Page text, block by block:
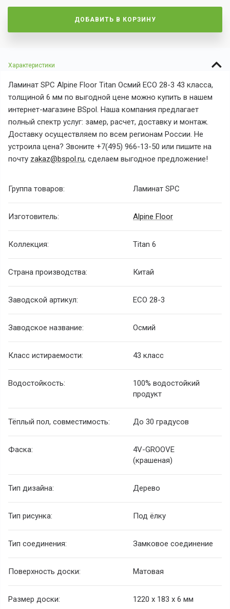
ДОБАВИТЬ В КОРЗИНУ
Характеристики
Ламинат SPC Alpine Floor Titan Осмий ECO 28-3 43 класса,
толщиной 6 мм по выгодной цене можно купить в нашем
интернет-магазине BSpol. Наша компания предлагает
полный спектр услуг: замер, расчет, доставку и монтаж.
Доставку осуществляем по всем регионам России. Не
устроила цена? Звоните +7(495) 966-13-50 или пишите на
почту zakaz@bspol.ru, сделаем выгодное предложение!
Группа товаров: Ламинат SPC
Изготовитель: Alpine Floor
Коллекция: Titan 6
Страна производства: Китай
Заводской артикул: ECO 28-3
Заводское название: Осмий
Класс истираемости: 43 класс
Водостойкость:
100% водостойкий
продукт
Тёплый пол, совместимость: До 30 градусов
Фаска:
4V-GROOVE
(крашеная)
Тип дизайна: Дерево
Тип рисунка: Под ёлку
Тип соединения: Замковое соединение
Поверхность доски: Матовая
Размер доски: 1220 х 183 х 6 мм